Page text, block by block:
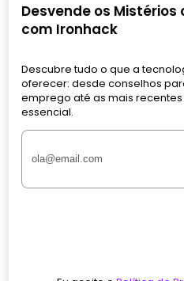
Desvende os Mistérios
com Ironhack
Descubre tudo o que a
oferecer: desde conselhos
emprego até as mais
essencial.